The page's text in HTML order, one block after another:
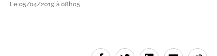
Le 05/04/2019 à 08h05